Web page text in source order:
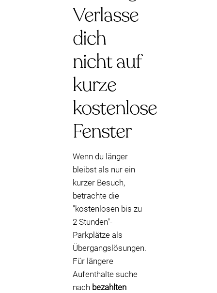
Verlasse
dich
nicht auf
kurze
kostenlose
Fenster
Wenn du länger
bleibst als nur ein
kurzer Besuch,
betrachte die
"kostenlosen bis zu
2 Stunden"-
Parkplätze als
Übergangslösungen.
Für längere
Aufenthalte suche
nach bezahlten